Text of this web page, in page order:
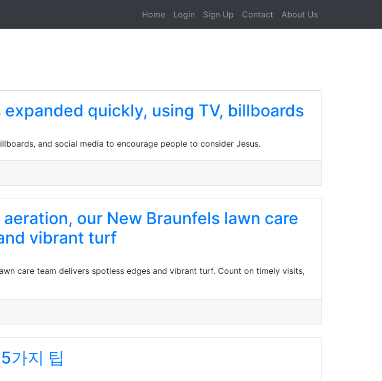
Home Login Sign Up Contact About Us
quickly, using TV, billboards
and social media to encourage people to consider Jesus.
our New Braunfels lawn care
vibrant turf
care team delivers spotless edges and vibrant turf. Count on timely visits,
가지 팁